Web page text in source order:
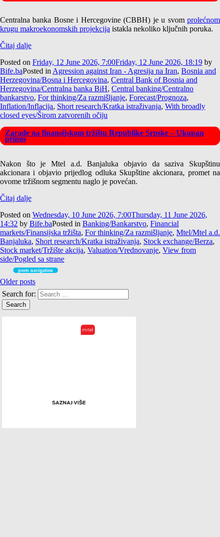
Centralna banka Bosne i Hercegovine (CBBH) je u svom prolećnom
krugu makroekonomskih projekcija istakla nekoliko ključnih poruka.
Čitaj dalje
Posted on Friday, 12 June 2026, 7:00Friday, 12 June 2026, 18:19 by
Bife.baPosted inAgression against Iran - Agresija na Iran, Bosnia and
Herzegovina/Bosna i Hercegovina, Central Bank of Bosnia and
Herzegovina/Centralna banka BiH, Central banking/Centralno
bankarstvo, For thinking/Za razmišljanje, Forecast/Prognoza,
Inflation/Inflacija, Short research/Kratka istraživanja, With broadly
closed eyes/Širom zatvorenih očiju
Zarade na finansijskom tržištu Republike Srpske – Ukupan
prinos
Nakon što je Mtel a.d. Banjaluka objavio da saziva Skupštinu
akcionara i objavio prijedlog odluka Skupštine akcionara, promet na
ovome tržišnom segmentu naglo je povećan.
Čitaj dalje
Posted on Wednesday, 10 June 2026, 7:00Thursday, 11 June 2026,
14:32 by Bife.baPosted in Banking/Bankarstvo, Financial
markets/Finansijska tržišta, For thinking/Za razmišljanje, Mtel/Mtel a.d.
Banjaluka, Short research/Kratka istraživanja, Stock exchange/Berza,
Stock market/Tržište akcija, Valuation/Vrednovanje, View from
side/Pogled sa strane
posts navigation
Older posts
Search for: